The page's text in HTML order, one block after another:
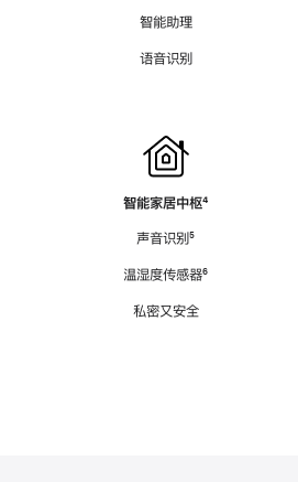
智能助理
语音识别
智能家居中枢脚
⁴
声音识别脚
⁵
温湿度传感器脚
⁶
私密又安全